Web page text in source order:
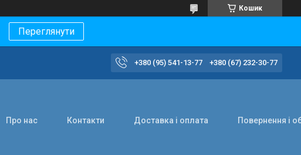
Кошик
Переглянути
+380 (95) 541-13-77 +380 (67) 232-30-77
Про нас Контакти Доставка і оплата Повернення і